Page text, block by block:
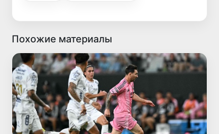
Похожие материалы